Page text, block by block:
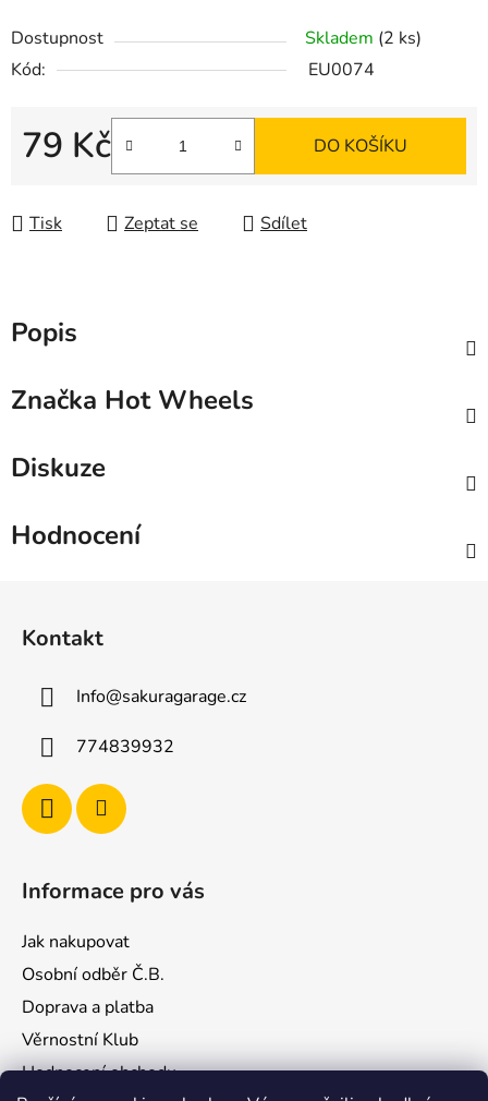
Dostupnost Skladem (2 ks)
Kód:
EU0074
79 Kč
Měrná cena:
DO KOŠÍKU
Tisk Zeptat se Sdílet
Popis
Značka Hot Wheels
Diskuze
Hodnocení
Kontakt
Info@sakuragarage.cz
774839932
Informace pro vás
Jak nakupovat
Osobní odběr Č.B.
Doprava a platba
Věrnostní Klub
Hodnocení obchodu